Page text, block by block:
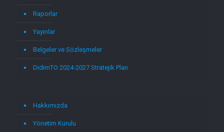
Raporlar
Yayınlar
Belgeler ve Sözleşmeler
DidimTO 2024-2027 Stratejik Plan
Hakkımızda
Yönetim Kurulu